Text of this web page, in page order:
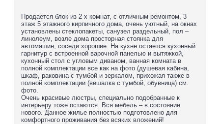
Продается блок из 2-х комнат, с отличным ремонтом, 3
этаж 5 этажного кирпичного дома, очень уютный, на окнах
установлены стеклопакеты, санузел раздельный, пол –
линолеум, возле дома просторная стоянка для
автомашин, соседи хорошие. На кухне остается кухонный
гарнитур с встроенной варочной панелью и вытяжкой,
кухонный стол с угловым диваном, ванная комната в
полной комплектации все как на фото (душевая кабина,
шкаф, раковина с тумбой и зеркалом, прихожая также в
полной комплектации (вешалка с тумбой, обувница) см.
фото.
Очень красивые люстры, специально подобранные к
интерьеру тоже остаются. Вся мебель – в состояние
нового. Данное жилье полностью подготовлено для
комфортного проживания без всяких вложений!